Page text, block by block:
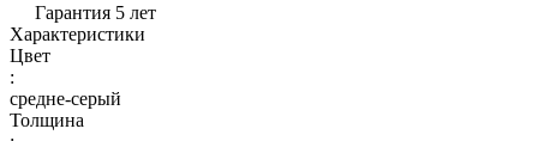
Гарантия 5 лет
Характеристики
Цвет
:
средне-серый
Толщина